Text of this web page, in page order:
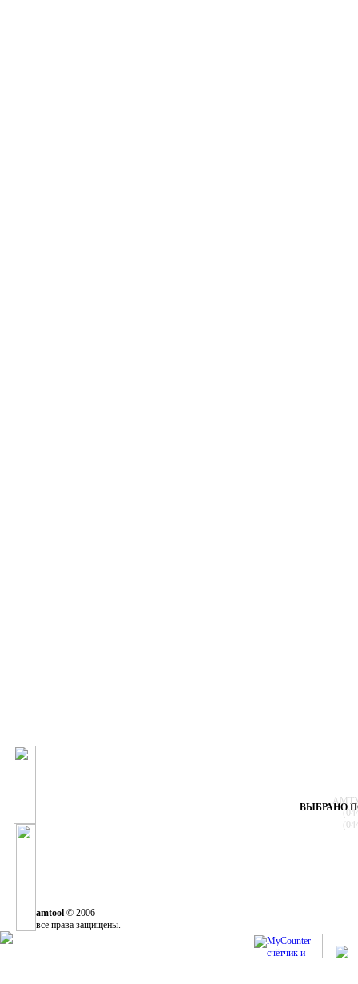
ВЫБРАНО
amtool © 2006
все права защищены.